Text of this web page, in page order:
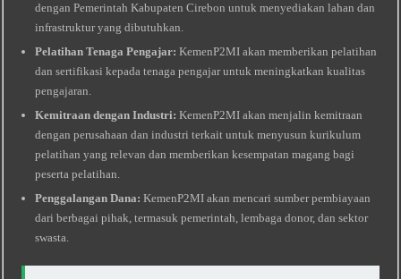
dengan Pemerintah Kabupaten Cirebon untuk menyediakan lahan dan
infrastruktur yang dibutuhkan.
Pelatihan Tenaga Pengajar: KemenP2MI akan memberikan pelatihan
dan sertifikasi kepada tenaga pengajar untuk meningkatkan kualitas
pengajaran.
Kemitraan dengan Industri: KemenP2MI akan menjalin kemitraan
dengan perusahaan dan industri terkait untuk menyusun kurikulum
pelatihan yang relevan dan memberikan kesempatan magang bagi
peserta pelatihan.
Penggalangan Dana: KemenP2MI akan mencari sumber pembiayaan
dari berbagai pihak, termasuk pemerintah, lembaga donor, dan sektor
swasta.